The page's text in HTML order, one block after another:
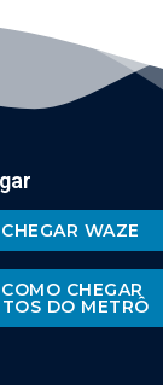
WAZE
CHEGAR
DO METRÔ